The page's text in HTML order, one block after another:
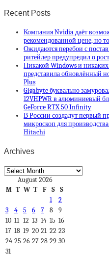
Recent Posts
Компания Nvidia даёт
рекомендованной цене, но
Ожидаются перебои с
ритейлер предупредил о
Никакой Windows и
представила обновлённый
Plus
Gigabyte буквально
12VHPWR в алюминиевый
GeForce RTX 50 Infinity
В России создадут первый
микроскоп для
Hitachi
Archives
Archives
August 2026
M T W T F S
S
1
2
3
4 5 6 7 8
9
10 11 12 13 14 15 16
17 18 19 20 21 22 23
24 25 26 27 28 29 30
31